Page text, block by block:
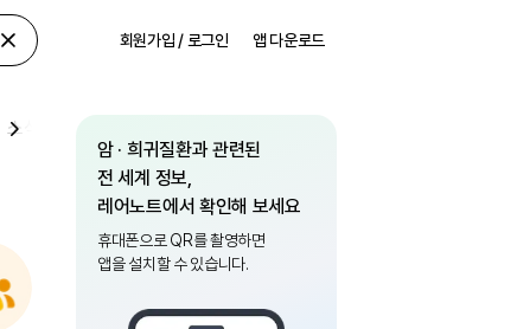
회원가입 / 로그인 앱 다운로드
소식
암 · 희귀질환과 관련된
전 세계 정보,
레어노트에서 확인해 보세요
휴대폰으로 QR를 촬영하면
앱을 설치할 수 있습니다.